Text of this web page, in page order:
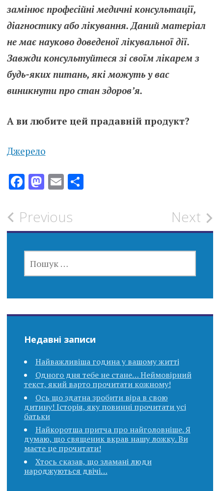
замінює професійні медичні консультації,
діагностику або лікування. Даний матеріал
не має науково доведеної лікувальної дії.
Завжди консультуйтеся зі своїм лікарем з
будь-яких питань, які можуть у вас
виникнути про стан здоров’я.
А ви любите цей прадавній продукт?
Джерело
Facebook
Mastodon
EmailПоділитися
Post
Previous Next
Недавні записи
Найважливіша година у вашому житті
Одного дня тебе не стане… Неймовірний
текст, який варто прочитати кожному!
Ось що здатна зробити віра в свою
дитину! Історія, яку повинні прочитати усі
батьки
Найкоротша притча про найголовніше. Я
думаю, що священик вкpав нашу ложку. Ви
маєте це прочитати!
Хтось сказав, що зламані люди
народжуються двічі…